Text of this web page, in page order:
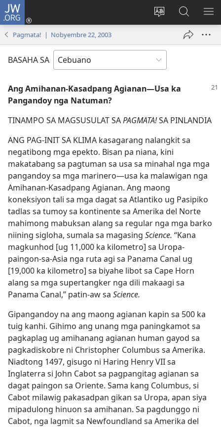
JW.ORG
Ilisi
pinulongan
sa
site
Log
ug
window)
Pangitaa
sa
JW.ORG
Pagmata! | Nobyembre 22, 2003
BASAHA SA
Ang Amihanan-Kasadpang Agianan—Usa ka
Pangandoy nga Natuman?
TINAMPO SA MAGSUSULAT SAPAGMATA!SA PINLANDIA
ANG PAG-INIT SA KLIMA kasagarang nalangkit sa
negatibong mga epekto. Bisan pa niana, kini
makatabang sa pagtuman sa usa sa minahal nga mga
pangandoy sa mga marinero​—usa ka malawigan nga
Amihanan-Kasadpang Agianan. Ang maong
koneksiyon tali sa mga dagat sa Atlantiko ug Pasipiko
tadlas sa tumoy sa kontinente sa Amerika del Norte
mahimong mabuksan alang sa regular nga mga barko
niining sigloha, sumala sa magasing Science. “Kana
magkunhod [ug 11,000 ka kilometro] sa Uropa-
paingon-sa-Asia nga ruta agi sa Panama Canal ug
[19,000 ka kilometro] sa biyahe libot sa Cape Horn
alang sa mga supertangker nga dili makaagi sa
Panama Canal,” patin-aw sa Science.
Gipangandoy na ang maong agianan kapin sa 500 ka
tuig kanhi. Gihimo ang unang mga paningkamot sa
pagkaplag ug amihanang agianan human gayod sa
pagkadiskobre ni Christopher Columbus sa Amerika.
Niadtong 1497, gisugo ni Haring Henry VII sa
Inglaterra si John Cabot sa pagpangitag agianan sa
dagat paingon sa Oriente. Sama kang Columbus, si
Cabot milawig pakasadpan gikan sa Uropa, apan siya
mipadulong hinuon sa amihanan. Sa pagdunggo ni
Cabot, nga lagmit sa Newfoundland sa Amerika del